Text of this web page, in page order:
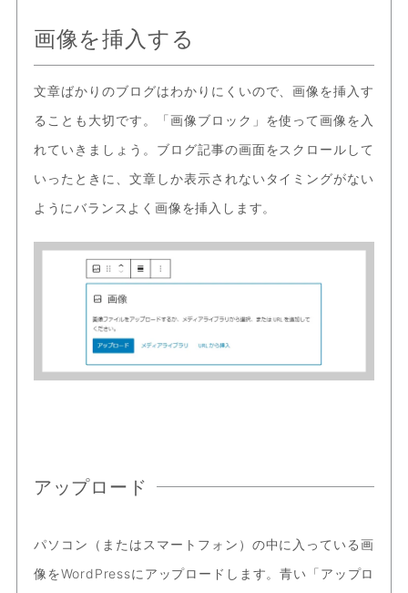
画像を挿入する
文章ばかりのブログはわかりにくいので、画像を挿入す
ることも大切です。「画像ブロック」を使って画像を入
れていきましょう。ブログ記事の画面をスクロールして
いったときに、文章しか表示されないタイミングがない
ようにバランスよく画像を挿入します。
アップロード
パソコン（またはスマートフォン）の中に入っている画
像をWordPressにアップロードします。青い「アップロ